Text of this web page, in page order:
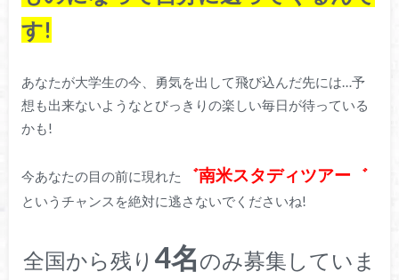
す!
あなたが大学生の今、勇気を出して飛び込んだ先には…予
想も出来ないようなとびっきりの楽しい毎日が待っている
かも!
今あなたの目の前に現れた ゛南米スタディツアー゛
というチャンスを絶対に逃さないでくださいね!
全国から残り 4名のみ募集していま